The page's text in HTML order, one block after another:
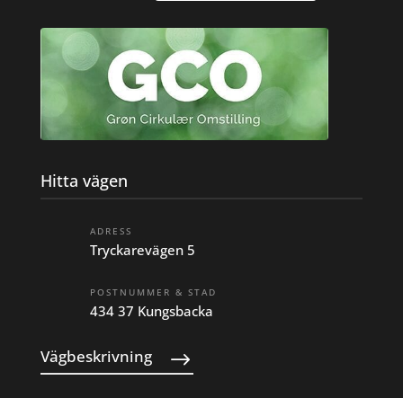
Hitta vägen
ADRESS
Tryckarevägen 5
POSTNUMMER & STAD
434 37 Kungsbacka
Vägbeskrivning